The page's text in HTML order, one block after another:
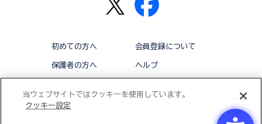
初めての方へ 会員登録について
保護者の方へ ヘルプ
当ウェブサイトではクッキーを使用しています。
クッキー設定